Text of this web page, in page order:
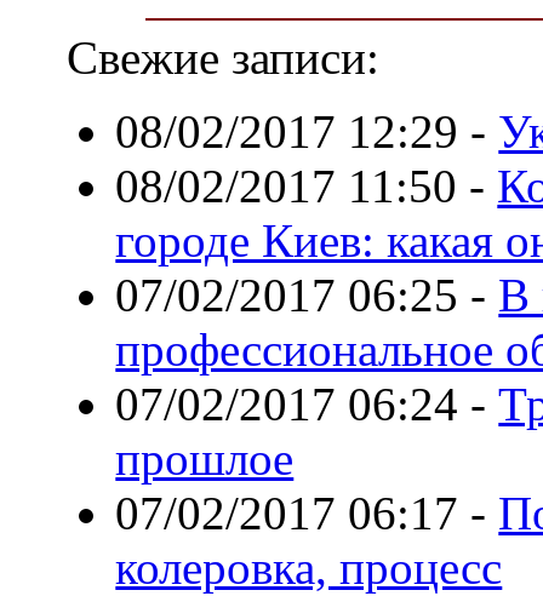
Свежие записи:
08/02/2017 12:29 -
08/02/2017 11:50 -
городе Киев: какая
07/02/2017 06:25 - В
профессиональное
07/02/2017 06:24 -
прошлое
07/02/2017 06:17 -
колеровка, процесс